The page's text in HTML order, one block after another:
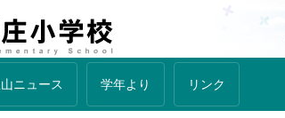
ニュース 学年より リンク